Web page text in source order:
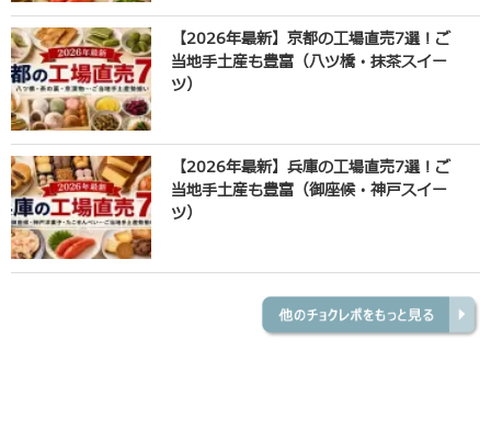
【2026年最新】京都の工場直売7選！ご
当地手土産も豊富（八ツ橋・抹茶スイー
ツ）
【2026年最新】兵庫の工場直売7選！ご
当地手土産も豊富（御座候・神戸スイー
ツ）